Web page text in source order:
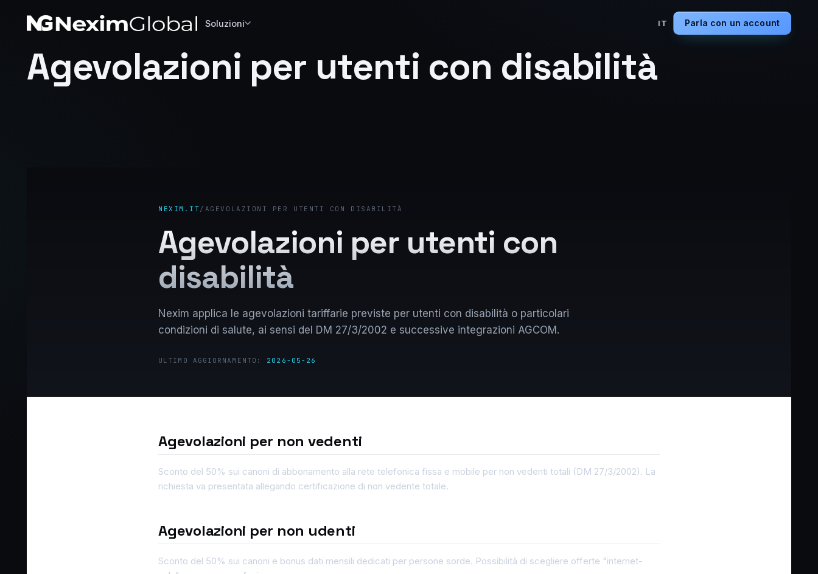
Soluzioni IT Parla con un account
Agevolazioni per utenti con disabilità
NEXIM.IT/ AGEVOLAZIONI PER UTENTI CON DISABILITÀ
Agevolazioni per utenti con
disabilità
Nexim applica le agevolazioni tariffarie previste per utenti con disabilità o particolari
condizioni di salute, ai sensi del DM 27/3/2002 e successive integrazioni AGCOM.
ULTIMO AGGIORNAMENTO: 2026-05-26
Agevolazioni per non vedenti
Sconto del 50% sui canoni di abbonamento alla rete telefonica fissa e mobile per non vedenti totali (DM 27/3/2002). La
richiesta va presentata allegando certificazione di non vedente totale.
Agevolazioni per non udenti
Sconto del 50% sui canoni e bonus dati mensili dedicati per persone sorde. Possibilità di scegliere offerte "internet-